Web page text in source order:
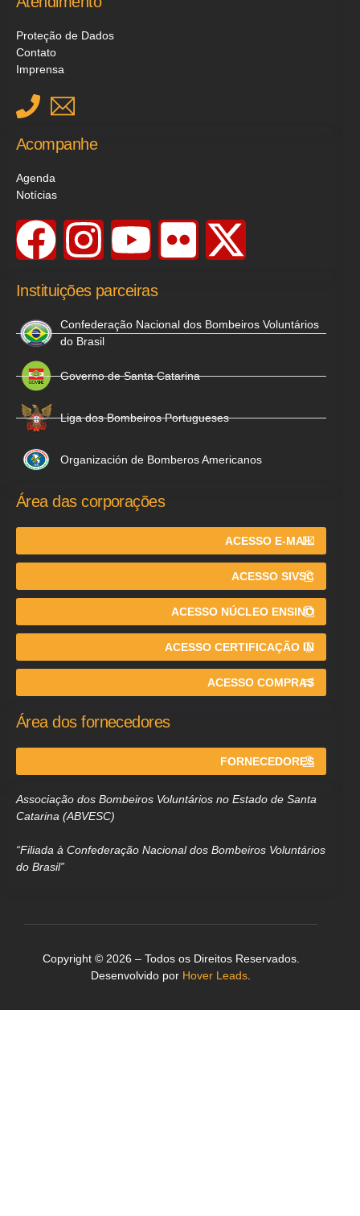
Proteção de Dados
Contato
Imprensa
Acompanhe
Agenda
Notícias
Instituições parceiras
Confederação Nacional dos Bombeiros Voluntários
do Brasil
Governo de Santa Catarina
Liga dos Bombeiros Portugueses
Organización de Bomberos Americanos
Área das corporações
ACESSO E-MAIL
ACESSO SIVSC
ACESSO NÚCLEO ENSINO
ACESSO CERTIFICAÇÃO IN
ACESSO COMPRAS
Área dos fornecedores
FORNECEDORES
Associação dos Bombeiros Voluntários no Estado de Santa
Catarina (ABVESC)
“Filiada à Confederação Nacional dos Bombeiros Voluntários
do Brasil”
Copyright © 2026 – Todos os Direitos Reservados.
Desenvolvido por Hover Leads.